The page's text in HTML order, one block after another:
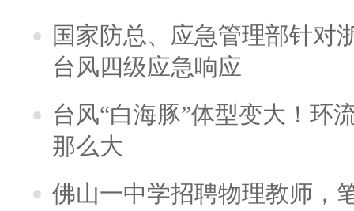
国家防总、应急管理部针对
台风四级应急响应
台风“白海豚”体型变大！环
那么大
佛山一中学招聘物理教师，